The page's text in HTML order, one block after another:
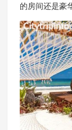
的房间还是豪